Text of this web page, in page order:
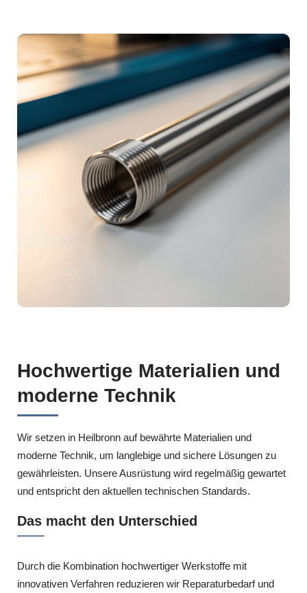
Hochwertige Materialien und
moderne Technik
Wir setzen in Heilbronn auf bewährte Materialien und
moderne Technik, um langlebige und sichere Lösungen zu
gewährleisten. Unsere Ausrüstung wird regelmäßig gewartet
und entspricht den aktuellen technischen Standards.
Das macht den Unterschied
Durch die Kombination hochwertiger Werkstoffe mit
innovativen Verfahren reduzieren wir Reparaturbedarf und